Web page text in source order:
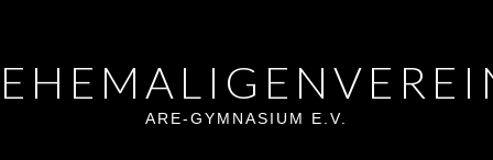
ARE-GYMNASIUM E.V.